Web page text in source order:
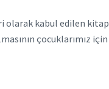
olarak kabul edilen
çocuklarımız